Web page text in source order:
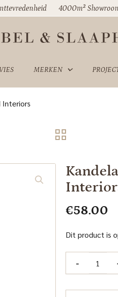
4000m²
MERKEN
Interiors
€58.00
Dit product is
-